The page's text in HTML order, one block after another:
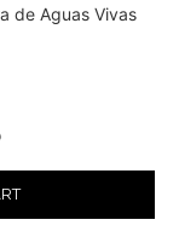
de Aguas Vivas